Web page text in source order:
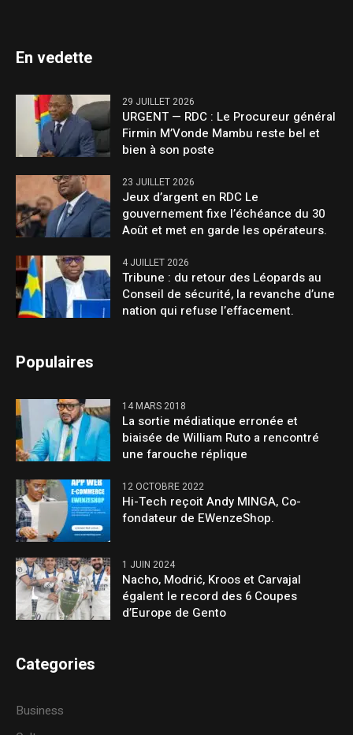
En vedette
29 JUILLET 2026
URGENT — RDC : Le Procureur général
Firmin M’Vonde Mambu reste bel et
bien à son poste
23 JUILLET 2026
Jeux d’argent en RDC Le
gouvernement fixe l’échéance du 30
Août et met en garde les opérateurs.
4 JUILLET 2026
Tribune : du retour des Léopards au
Conseil de sécurité, la revanche d’une
nation qui refuse l’effacement.
Populaires
14 MARS 2018
La sortie médiatique erronée et
biaisée de William Ruto a rencontré
une farouche réplique
12 OCTOBRE 2022
Hi-Tech reçoit Andy MINGA, Co-
fondateur de EWenzeShop.
1 JUIN 2024
Nacho, Modrić, Kroos et Carvajal
égalent le record des 6 Coupes
d’Europe de Gento
Categories
Business